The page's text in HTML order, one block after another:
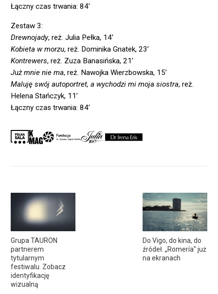
Grupa TAURON
partnerem
tytularnym
festiwalu. Zobacz
identyfikację
wizualną
Do Vigo, do kina, do
źródeł. „Romería" już
na ekranach
Łączny czas trwania: 84’
Zestaw 3:
Drewnojady, reż. Julia Pełka, 14’
Kobieta w morzu, reż. Dominika Gnatek, 23’
Kontrewers, reż. Zuza Banasińska, 21’
Już mnie nie ma, reż. Nawojka Wierzbowska, 15’
Maluję swój autoportret, a wychodzi mi moja siostra, reż.
Helena Stańczyk, 11’
Łączny czas trwania: 84’